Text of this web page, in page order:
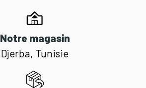
Notre magasin
Djerba, Tunisie